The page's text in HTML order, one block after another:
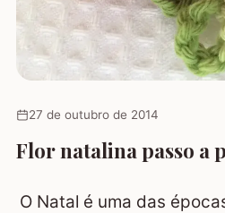
27 de outubro de 2014
Flor natalina passo a
O Natal é uma das